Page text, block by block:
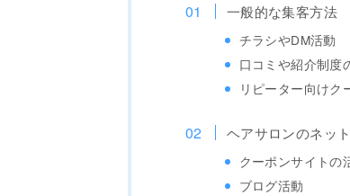
一般的な集客方法
チラシやDM活動
口コミや紹介制度
リピーター向けク
ヘアサロンのネッ
クーポンサイトの
ブログ活動